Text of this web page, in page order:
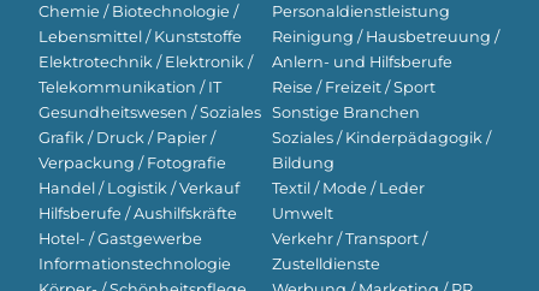
Chemie / Biotechnologie /
Lebensmittel / Kunststoffe
Elektrotechnik / Elektronik /
Telekommunikation / IT
Gesundheitswesen / Soziales
Grafik / Druck / Papier /
Verpackung / Fotografie
Handel / Logistik / Verkauf
Hilfsberufe / Aushilfskräfte
Hotel- / Gastgewerbe
Informationstechnologie
Personaldienstleistung
Reinigung / Hausbetreuung /
Anlern- und Hilfsberufe
Reise / Freizeit / Sport
Sonstige Branchen
Soziales / Kinderpädagogik /
Bildung
Textil / Mode / Leder
Umwelt
Verkehr / Transport /
Zustelldienste